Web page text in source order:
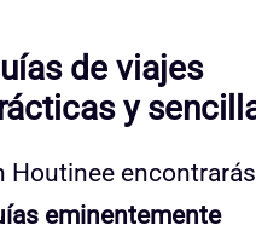
de viajes
y
Houtinee encontrarás
eminentemente